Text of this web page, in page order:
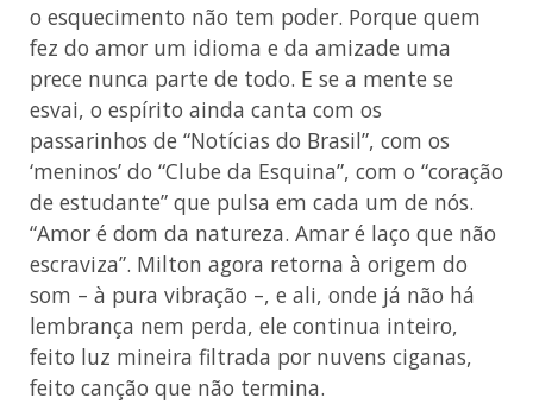
o esquecimento não tem poder. Porque quem
fez do amor um idioma e da amizade uma
prece nunca parte de todo. E se a mente se
esvai, o espírito ainda canta com os
passarinhos de “Notícias do Brasil”, com os
‘meninos’ do “Clube da Esquina”, com o “coração
de estudante” que pulsa em cada um de nós.
“Amor é dom da natureza. Amar é laço que não
escraviza”. Milton agora retorna à origem do
som – à pura vibração –, e ali, onde já não há
lembrança nem perda, ele continua inteiro,
feito luz mineira filtrada por nuvens ciganas,
feito canção que não termina.